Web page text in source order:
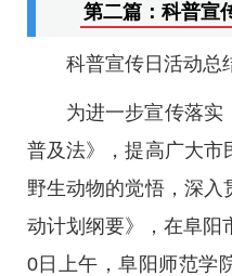
第二篇：科普宣
科普宣传日活动总
为进一步宣传落实
普及法》，提高广大市
野生动物的觉悟，深入
动计划纲要》，在阜阳
0日上午，阜阳师范学